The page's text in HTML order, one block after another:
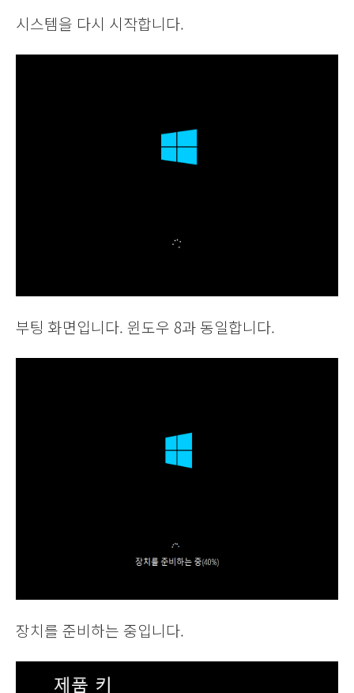
시스템을 다시 시작합니다.
부팅 화면입니다. 윈도우 8과 동일합니다.
장치를 준비하는 중입니다.